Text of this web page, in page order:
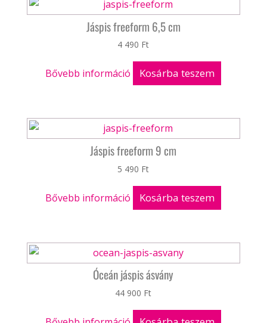
Jáspis freeform 6,5 cm
4 490 Ft
Bővebb információ Kosárba teszem
Jáspis freeform 9 cm
5 490 Ft
Bővebb információ Kosárba teszem
Óceán jáspis ásvány
44 900 Ft